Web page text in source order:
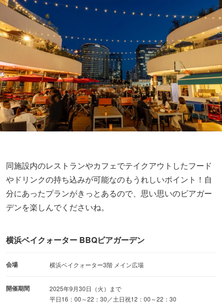
同施設内のレストランやカフェでテイクアウトしたフード
やドリンクの持ち込みが可能なのもうれしいポイント！自
分にあったプランがきっとあるので、思い思いのビアガー
デンを楽しんでくださいね。
横浜ベイクォーター BBQビアガーデン
会場 横浜ベイクォーター3階 メイン広場
開催期間
2025年9月30日（火）まで
平日16：00～22：30／土日祝12：00～22：30